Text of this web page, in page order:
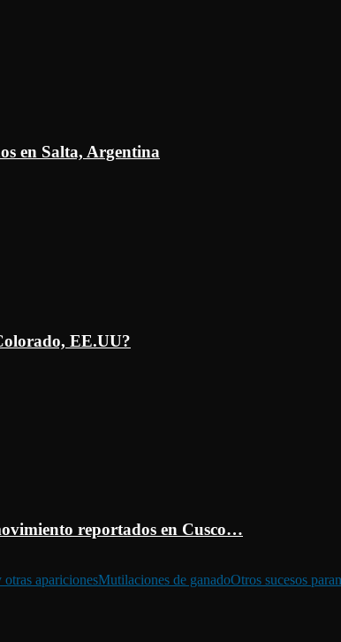
en Salta, Argentina
EE.UU?
reportados en Cusco…
otras aparicionesMutilaciones de ganadoOtros sucesos